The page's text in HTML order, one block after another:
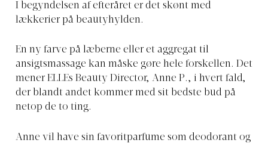
I begyndelsen af efteråret er det skønt med
lækkerier på beautyhylden.
En ny farve på læberne eller et aggregat til
ansigtsmassage kan måske gøre hele forskellen. Det
mener ELLEs Beauty Director, Anne P., i hvert fald,
der blandt andet kommer med sit bedste bud på
netop de to ting.
Anne vil have sin favoritparfume som deodorant og